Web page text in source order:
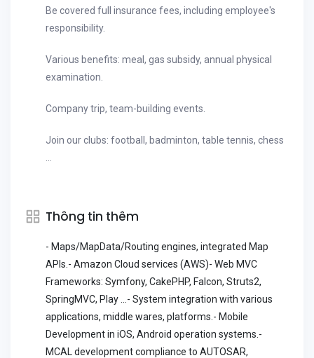
Be covered full insurance fees, including employee's
responsibility.
Various benefits: meal, gas subsidy, annual physical
examination.
Company trip, team-building events.
Join our clubs: football, badminton, table tennis, chess
Thông tin thêm
- Maps/MapData/Routing engines, integrated Map
APIs.- Amazon Cloud services (AWS)- Web MVC
Frameworks: Symfony, CakePHP, Falcon, Struts2,
SpringMVC, Play ...- System integration with various
applications, middle wares, platforms.- Mobile
Development in iOS, Android operation systems.-
MCAL development compliance to AUTOSAR,